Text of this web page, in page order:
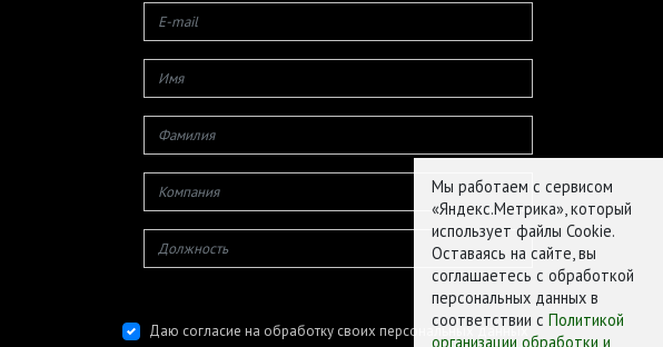
Даю согласие на обработку своих персональных данных
Мы работаем с сервисом
«Яндекс.Метрика», который
использует файлы Cookie.
Оставаясь на сайте, вы
соглашаетесь с обработкой
персональных данных в
соответствии с Политикой
организации обработки и